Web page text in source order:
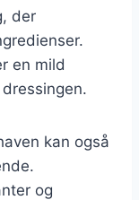
der
en mild
kan også
og